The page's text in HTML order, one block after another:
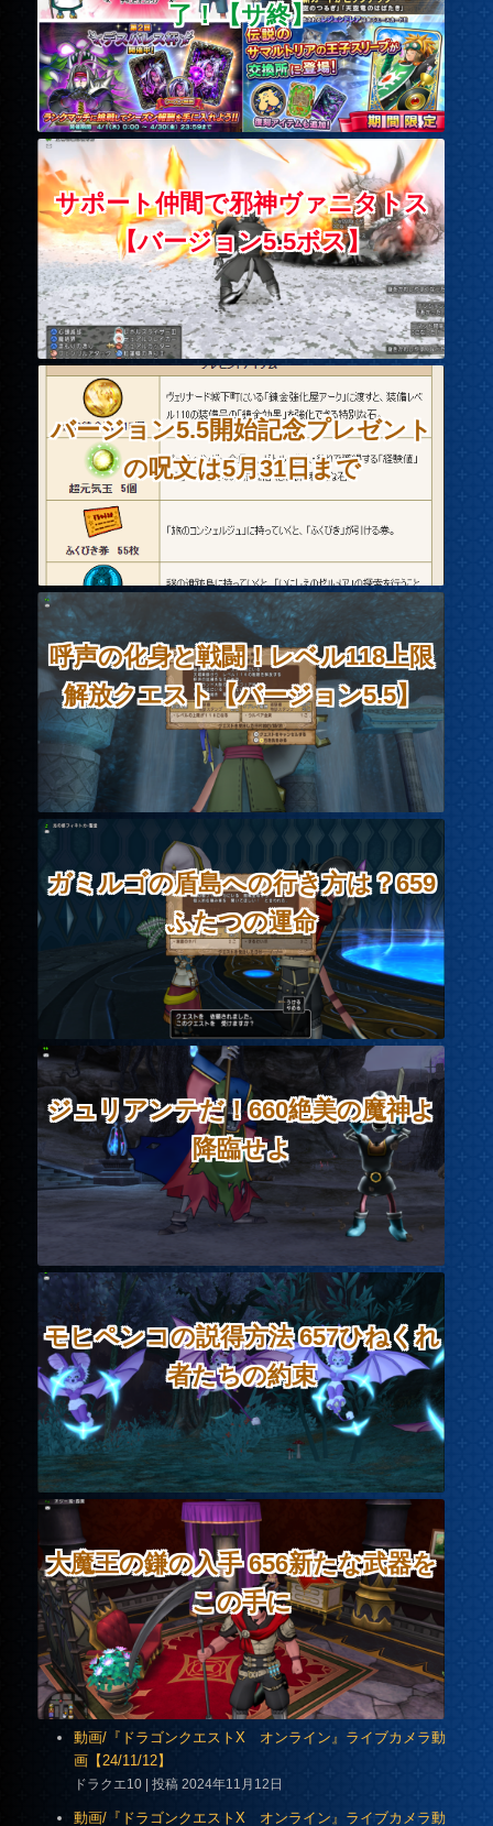
了！【サ終】
サポート仲間で邪神ヴァニタトス
【バージョン5.5ボス】
バージョン5.5開始記念プレゼント
の呪文は5月31日まで
呼声の化身と戦闘！レベル118上限
解放クエスト【バージョン5.5】
ガミルゴの盾島への行き方は？659
ふたつの運命
ジュリアンテだ！660絶美の魔神よ
降臨せよ
モヒペンコの説得方法 657ひねくれ
者たちの約束
大魔王の鎌の入手 656新たな武器を
この手に
動画/『ドラゴンクエストX オンライン』ライブカメラ動
画【24/11/12】
ドラクエ10 投稿 2024年11月12日
動画/『ドラゴンクエストX オンライン』ライブカメラ動